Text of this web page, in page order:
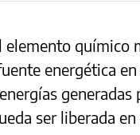
elemento químico
energética
ser liberada